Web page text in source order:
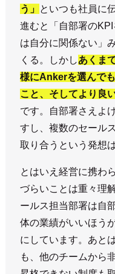
う」 といつも社員に
進むと「自部署の
は自分に関係ない」
くる。しかしあくま
様にAnkerを選んで
こと、そしてより良
です。自部署さえよ
すし、複数のセール
取り合うという発想
とはいえ経営に携わ
づらいことは重々理
ールス担当部署は自
体の業績がいいほう
にしています。あと
も、他のチームから